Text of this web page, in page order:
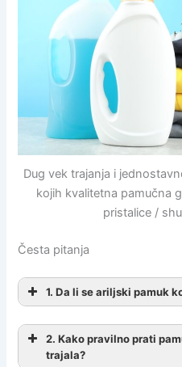
Dug vek trajanja i
kojih kvalitetna pamučna
pristalice /
Česta pitanja
1. Da li se ariljski pamuk
2. Kako pravilno prati
trajala?